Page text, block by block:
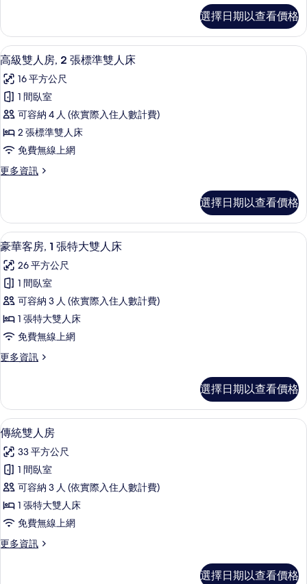
有
相
片
雙
人
房
詳
情
選擇日期以查看價格
顯
示
高
級
雙
人
房,
2
標
準
雙
人
床
的
所
有
相
高級雙人房, 2 張標準雙人床 | 客房內
10
高級雙人房, 2 張標準雙人床
16 平方公尺
1 間臥室
可容納 4 人 (依實際入住人數計費)
2 張標準雙人床
免費無線上網
更多資訊
更
雙
人
房,
張
標
雙
人
床
的
詳
選擇日期以查看價格
顯
示
豪
華
客
房,
張
大
雙
人
床
的
所
有
相
片
豪華客房, 1 張特大雙人床 | 客房內保
8
豪華客房, 1 張特大雙人床
26 平方公尺
1 間臥室
可容納 3 人 (依實際入住人數計費)
1 張特大雙人床
免費無線上網
更多資訊
更
客
房,
1
張
特
大
人
床
的
詳
情
選擇日期以查看價格
顯
示
傳
統
雙
人
房
的
傳統雙人房 | 客房內保險箱、書桌、
5
傳統雙人房
33 平方公尺
1 間臥室
可容納 3 人 (依實際入住人數計費)
1 張特大雙人床
免費無線上網
更多資訊
更
選擇日期以查看價格